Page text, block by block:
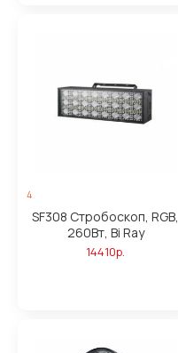
4
SF308 Стробоскоп, RGB,
260Вт, Bi Ray
14410р.